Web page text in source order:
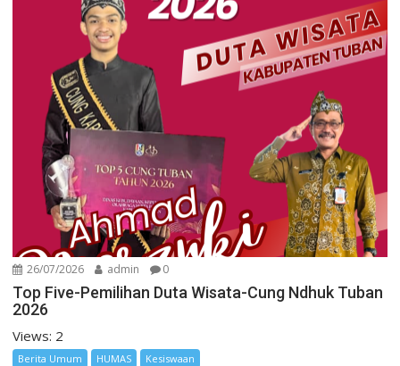
26/07/2026 admin 0
Top Five-Pemilihan Duta Wisata-Cung Ndhuk Tuban
2026
Views: 2
Berita Umum HUMAS Kesiswaan